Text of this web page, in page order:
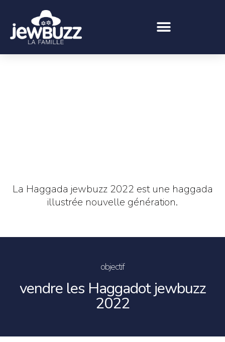
La Haggada jewbuzz 2022 est une haggada
illustrée nouvelle génération.
objectif
vendre les Haggadot jewbuzz
2022